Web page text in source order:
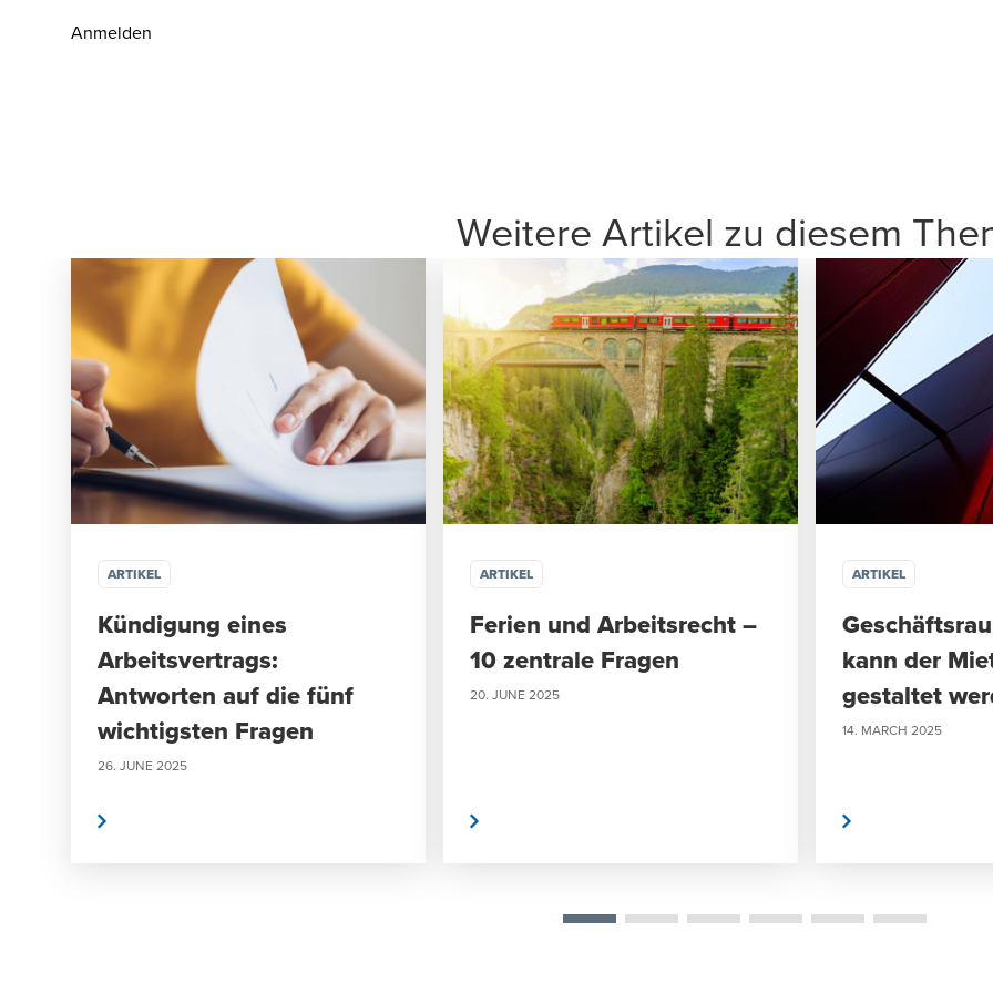
Anmelden
Weitere Artikel zu diesem
ARTIKEL
Kündigung eines
Arbeitsvertrags:
Antworten auf die fünf
wichtigsten Fragen
26. JUNE 2025
ARTIKEL
Ferien und Arbeitsrecht –
10 zentrale Fragen
20. JUNE 2025
ARTIKEL
kann der
gestaltet
14. MARCH 2025